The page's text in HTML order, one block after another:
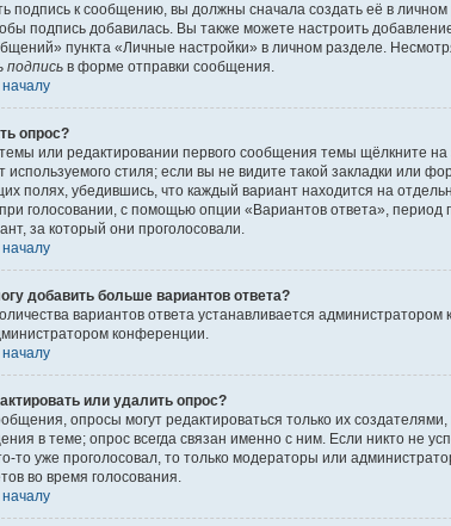
подпись к сообщению, вы должны сначала создать её в
подпись добавилась. Вы также можете настроить
пункта «Личные настройки» в личном разделе.
подпись в форме отправки сообщения.
началу
опрос?
или редактировании первого сообщения темы щёлкните
используемого стиля; если вы не видите такой закладки или
полях, убедившись, что каждый вариант находится на
голосовании, с помощью опции «Вариантов ответа»,
за который они проголосовали.
началу
добавить больше вариантов ответа?
вариантов ответа устанавливается
конференции.
началу
или удалить опрос?
опросы могут редактироваться только их
в теме; опрос всегда связан именно с ним. Если никто не
то уже проголосовал, то только модераторы или
во время голосования.
началу